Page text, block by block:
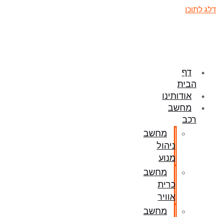
דלג לתוכן
דף
הבית
אודותינו
מחשב
רכב
מחשב
ניהול
מנוע
מחשב
כרית
אוויר
מחשב